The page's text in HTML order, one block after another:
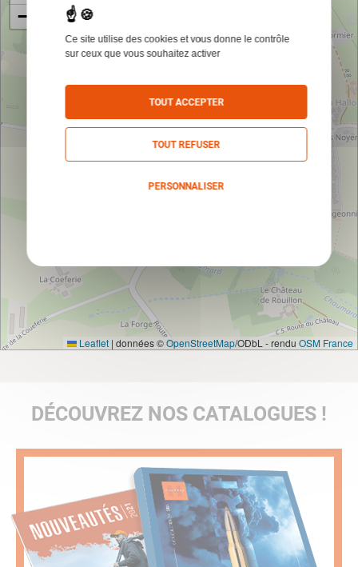
−
Leaflet | données ©OpenStreetMap/ODbL - rendu OSM France
DÉCOUVREZ NOS CATALOGUES !
Ce site utilise des cookies et vous donne le contrôle
sur ceux que vous souhaitez activer
TOUT ACCEPTER
TOUT REFUSER
PERSONNALISER